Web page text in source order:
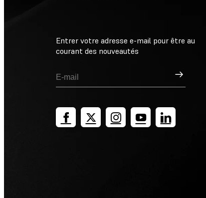
Entrer votre adresse e-mail pour être au
courant des nouveautés
Inscription